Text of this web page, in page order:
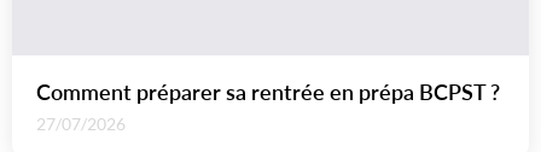
Comment préparer sa rentrée en prépa BCPST ?
27/07/2026